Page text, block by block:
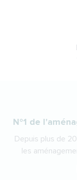
N°1 de
Depuis plus de
les